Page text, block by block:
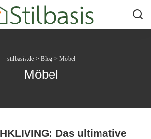
stilbasis.de >Blog >Möbel
Möbel
HKLIVING: Das ultimative